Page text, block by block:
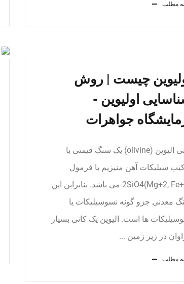
مطلب
چیست | روش
اولیوین -
جواهرات
کانی الیوین (olivine) یک سنگ قیمتی با
سیلیکات آهن منیزیم با فرمول
(Mg+2, Fe+2)2SiO4 می باشد. بنابراین این
معدنی جزو گونه نسوسیلیکات یا
ها است. الیوین یک کانی بسیار
در زیر زمین ...
مطلب